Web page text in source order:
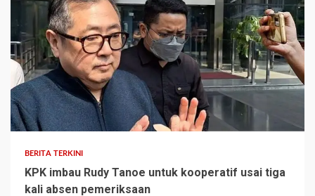
BERITA TERKINI
KPK imbau Rudy Tanoe untuk kooperatif usai tiga
kali absen pemeriksaan